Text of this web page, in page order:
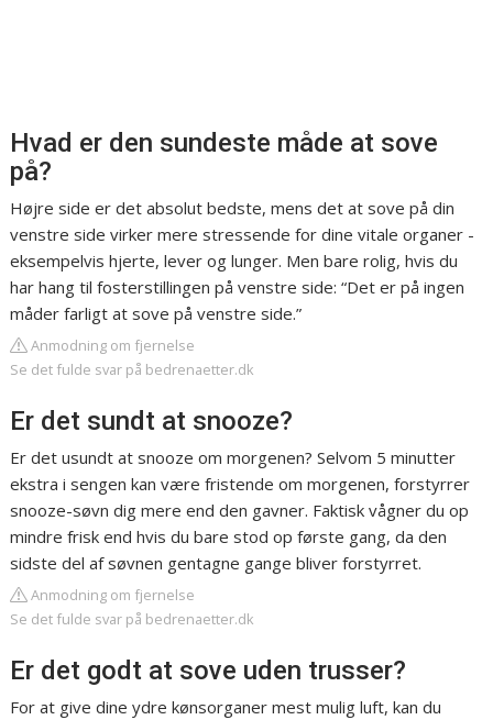
Hvad er den sundeste måde at sove
på?
Højre side er det absolut bedste, mens det at sove på din
venstre side virker mere stressende for dine vitale organer -
eksempelvis hjerte, lever og lunger. Men bare rolig, hvis du
har hang til fosterstillingen på venstre side: “Det er på ingen
måder farligt at sove på venstre side.”
Anmodning om fjernelse
Se det fulde svar på bedrenaetter.dk
Er det sundt at snooze?
Er det usundt at snooze om morgenen? Selvom 5 minutter
ekstra i sengen kan være fristende om morgenen, forstyrrer
snooze-søvn dig mere end den gavner. Faktisk vågner du op
mindre frisk end hvis du bare stod op første gang, da den
sidste del af søvnen gentagne gange bliver forstyrret.
Anmodning om fjernelse
Se det fulde svar på bedrenaetter.dk
Er det godt at sove uden trusser?
For at give dine ydre kønsorganer mest mulig luft, kan du